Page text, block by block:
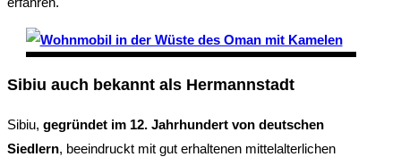
Sibiu auch bekannt als Hermannstadt
Sibiu, gegründet im 12. Jahrhundert von deutschen
Siedlern, beeindruckt mit gut erhaltenen mittelalterlichen